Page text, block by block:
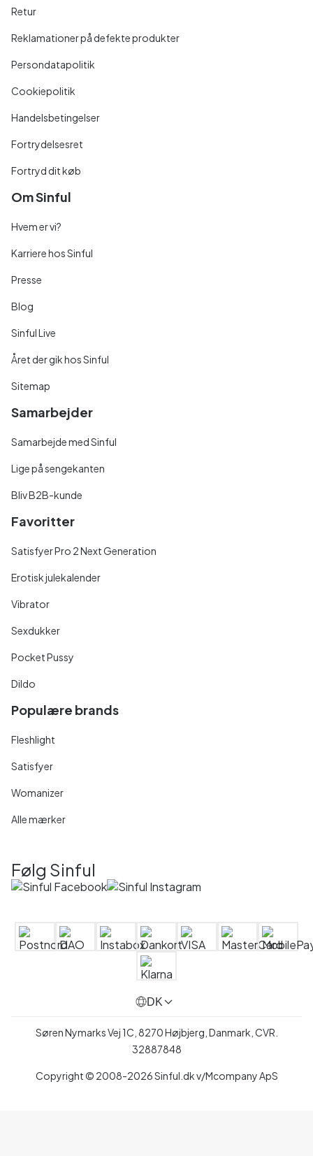
Retur
Reklamationer på defekte produkter
Persondatapolitik
Cookiepolitik
Handelsbetingelser
Fortrydelsesret
Fortryd dit køb
Om Sinful
Hvem er vi?
Karriere hos Sinful
Presse
Blog
Sinful Live
Året der gik hos Sinful
Sitemap
Samarbejder
Samarbejde med Sinful
Lige på sengekanten
Bliv B2B-kunde
Favoritter
Satisfyer Pro 2 Next Generation
Erotisk julekalender
Vibrator
Sexdukker
Pocket Pussy
Dildo
Populære brands
Fleshlight
Satisfyer
Womanizer
Alle mærker
Følg Sinful
DK
Søren Nymarks Vej 1C, 8270 Højbjerg, Danmark, CVR.
32887848
Copyright © 2008-2026 Sinful.dk v/Mcompany ApS